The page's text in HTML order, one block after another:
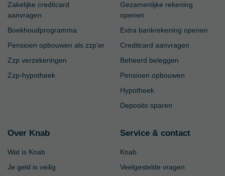
Zakelijke creditcard
aanvragen
Boekhoudprogramma
Pensioen opbouwen als zzp'er
Zzp verzekeringen
Zzp-hypotheek
Gezamenlijke rekening
openen
Extra bankrekening openen
Creditcard aanvragen
Beheerd beleggen
Pensioen opbouwen
Hypotheek
Deposito sparen
Over Knab
Wat is Knab
Je geld is veilig
Service & contact
Knab
Veelgestelde vragen